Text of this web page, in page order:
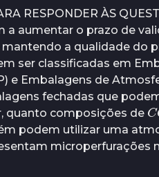
RESPONDER ÀS
a aumentar o prazo de
a qualidade do
ser classificadas em
e Embalagens de
fechadas que
quanto composições de
C
podem utilizar uma
microperfurações